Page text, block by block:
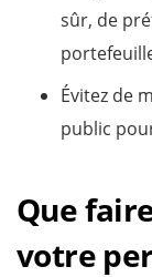
sûr, de
Évitez de
public
Que
votre